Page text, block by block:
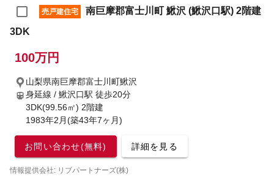
売戸建住宅
南巨摩郡富士川町 鰍沢 (鰍沢口駅) 2階建
3DK
100万円
山梨県南巨摩郡富士川町鰍沢
身延線 / 鰍沢口駅 徒歩20分
3DK(99.56㎡) 2階建
1983年2月(築43年7ヶ月)
お問い合わせ(無料) 詳細を見る
情報提供会社: リブパートナーズ(株)